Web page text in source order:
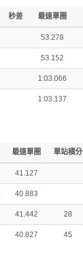
秒差 最速單圈
53.278
53.152
1:03.066
1:03.137
最速單圈 單站積分
41.127
40.883
41.442 28
40.827 45